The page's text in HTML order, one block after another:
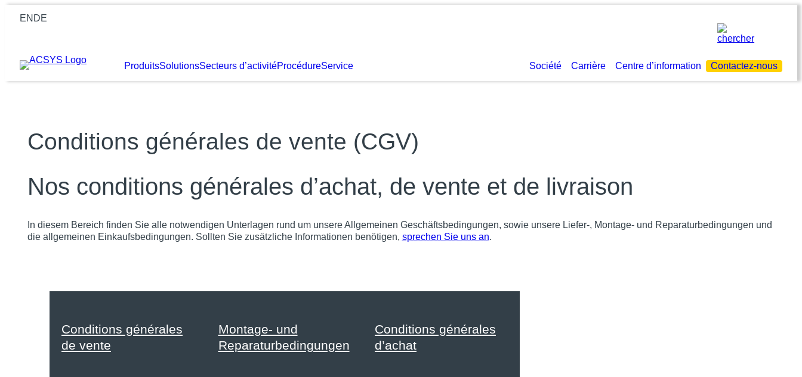
EN DE
ProduitsSolutionsSecteurs d’activitéProcédureService Société Carrière Centre d’information Contactez-nous
Conditions générales de vente (CGV)
Nos conditions générales d’achat, de vente et de livraison
In diesem Bereich finden Sie alle notwendigen Unterlagen rund um unsere Allgemeinen Geschäftsbedingungen, sowie unsere Liefer-, Montage- und Reparaturbedingungen und
die allgemeinen Einkaufsbedingungen. Sollten Sie zusätzliche Informationen benötigen, sprechen Sie uns an.
Conditions générales
de vente
Montage- und
Reparatur­bedingungen
Conditions générales
d’achat